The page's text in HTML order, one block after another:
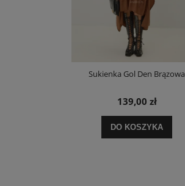
Sukienka Gol Den Brązowa
139,00 zł
DO KOSZYKA